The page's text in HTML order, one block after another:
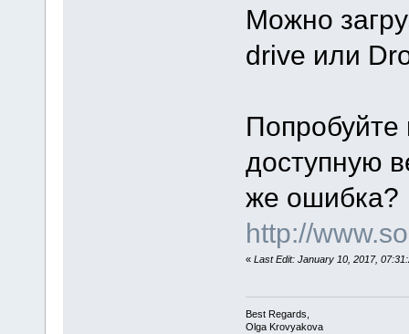
Можно
drive или
доступную
же ошибка?
http://
« Last Edit: January 10, 2017,
Best Regards,
Olga Krovyakova